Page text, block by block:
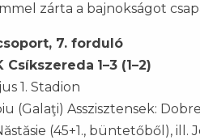
zárta a bajnokságot
7. forduló
Csíkszereda 1–3 (1–2)
1. Stadion
(Galaţi) Asszisztensek:
(45+1., büntetőből), ill.